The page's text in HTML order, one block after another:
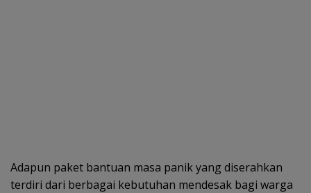
Adapun paket bantuan masa panik yang diserahkan
terdiri dari berbagai kebutuhan mendesak bagi warga